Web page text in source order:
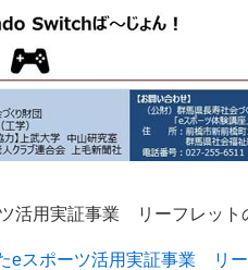
活用実証事業 リーフレット
eスポーツ活用実証事業 リ